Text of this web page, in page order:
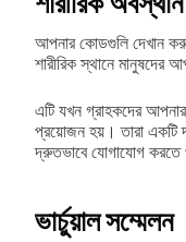
আপনার কোডগুলি দেখান
শারীরিক স্থানে মানুষদের
এটি যখন গ্রাহকদের আপনার
প্রয়োজন হয়। তারা একটি
দ্রুতভাবে যোগাযোগ করতে
ভার্চুয়াল সম্মেলন